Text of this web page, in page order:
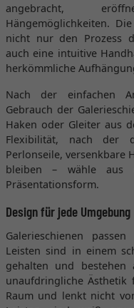
angebracht,
Hängemöglichkeiten.
nicht nur den Prozess
auch eine intuitive
herkömmliche
Nach der einfachen
Gebrauch der
Haken oder Gleiter aus
Flexibilität, nach der
Perlonseile, versenkbare
bleiben – wähle aus
Präsentationsform.
Design für jede Umgebung
Galerieschienen
Leisten sind in einem
gehalten und bestehen
unaufdringliche
Raum und lenkt nicht